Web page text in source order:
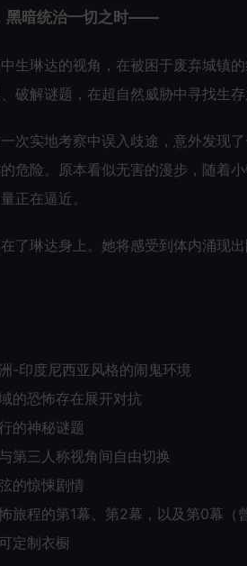
黑暗统治一切之时——
生琳达的视角，在被困于废弃城镇
破解谜题，在超自然威胁中寻找生
次实地考察中误入歧途，意外发现
危险。原本看似无害的漫步，随着
正在逼近。
了琳达身上。她将感受到体内涌现
-印度尼西亚风格的闹鬼环境
的恐怖存在展开对抗
的神秘谜题
第三人称视角间自由切换
的惊悚剧情
旅程的第1幕、第2幕，以及第0幕（
定制衣橱